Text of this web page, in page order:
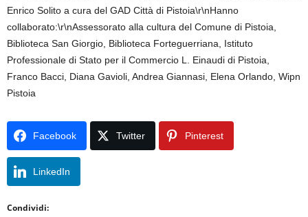
Enrico Solito a cura del GAD Città di Pistoia\r\nHanno
collaborato:\r\nAssessorato alla cultura del Comune di Pistoia,
Biblioteca San Giorgio, Biblioteca Forteguerriana, Istituto
Professionale di Stato per il Commercio L. Einaudi di Pistoia,
Franco Bacci, Diana Gavioli, Andrea Giannasi, Elena Orlando, Wipn
Pistoia
Facebook Twitter Pinterest
LinkedIn
Condividi: